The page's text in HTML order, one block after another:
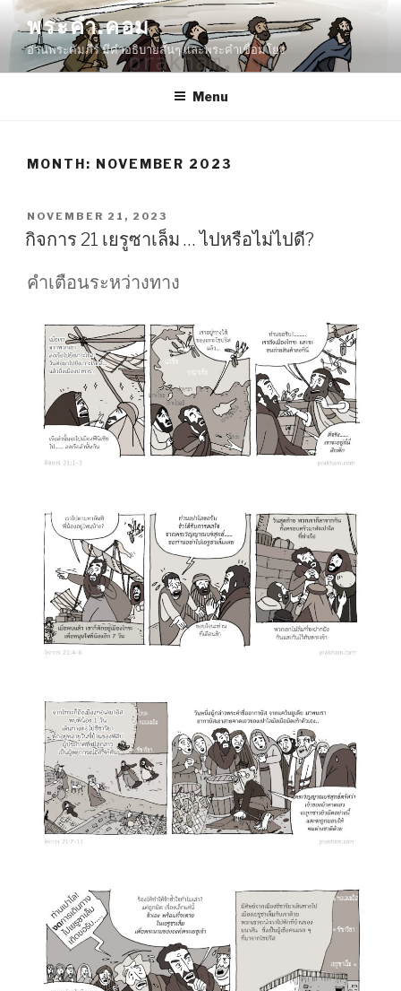
Skip
content
พระคำ.คอม
อ่านพระคัมภีร์ มีคำอธิบายสั้นๆ และพระคำเชื่อมโยง
Menu
MONTH: NOVEMBER 2023
POSTED
ON
NOVEMBER 21, 2023
กิจการ 21 เยรูซาเล็ม … ไปหรือไม่ไปดี?
คำเตือนระหว่างทาง